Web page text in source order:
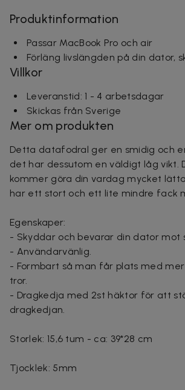
Produktinformation
Passar MacBook Pro och air
Förläng livslängden på din dator,
Villkor
Leveranstid: 1 - 4 arbetsdagar
Skickas från Sverige
Mer om produkten
Detta datafodral ger en smidig och
det har dessutom en väldigt låg vikt.
kommer göra din vardag mycket
har ett stort och ett lite mindre fack
Egenskaper:
- Skyddar och bevarar din dator mot
- Användarvänlig.
- Formbart så man får plats med
tror.
- Dragkedja med 2st häktor för att
dragkedjan.
Storlek: 15,6 tum - ca: 39*28 cm
Tjocklek: 5mm